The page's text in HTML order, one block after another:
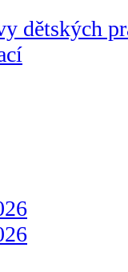
dětských